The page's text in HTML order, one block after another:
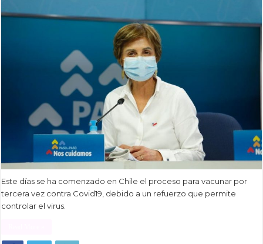
Este días se ha comenzado en Chile el proceso para vacunar por
tercera vez contra Covid19, debido a un refuerzo que permite
controlar el virus.